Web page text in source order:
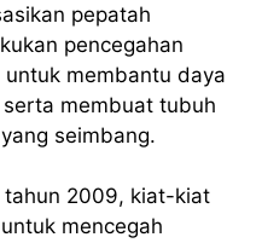
pepatah
pencegahan
membantu daya
membuat tubuh
seimbang.
tahun 2009, kiat-kiat
mencegah